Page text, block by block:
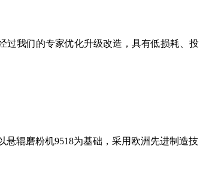
过我们的专家优化升级改造，具有低损耗、投
辊磨粉机9518为基础，采用欧洲先进制造技